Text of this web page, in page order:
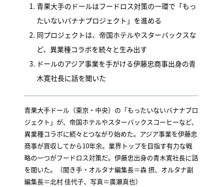
青果大手のドールはフードロス対策の一環で「もっ
たいないバナナプロジェクト」を進める
同プロジェクトは、帝国ホテルやスターバックスな
ど、異業種コラボを続々と生み出す
ドールのアジア事業を手がける伊藤忠商事出身の青
木寛社長に話を聞いた
青果大手ドール（東京・中央）の「もったいないバナナプロ
ジェクト」が、帝国ホテルやスターバックスコーヒーなど、
異業種コラボに続々とつながり始めた。アジア事業を伊藤忠
商事が買収してから10年余。業界トップを目指す有力な戦
略の一つがフードロス対策だ。伊藤忠出身の青木寛社長に話
を聞いた。（聞き手・オルタナ編集長＝森 摂、オルタナ副
編集長＝北村 佳代子、写真＝廣瀬真也）